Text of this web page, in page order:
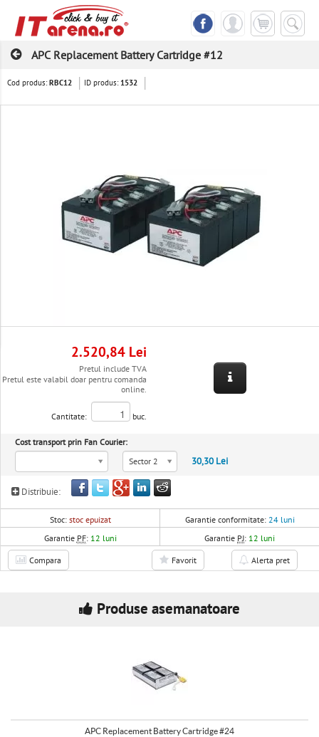
APC Replacement Battery Cartridge #12
Cod produs: RBC12 ID produs: 1532
2.520,84 Lei
Pretul include TVA
Pretul este valabil doar pentru comanda
online.
Cantitate: buc.
Cost transport prin Fan Courier:
Sector 2
30,30 Lei
Distribuie:
Stoc: stoc epuizat Garantie conformitate: 24 luni
Garantie PF: 12 luni Garantie PJ: 12 luni
Compara Favorit Alerta pret
Produse asemanatoare
APC Replacement Battery Cartridge #24